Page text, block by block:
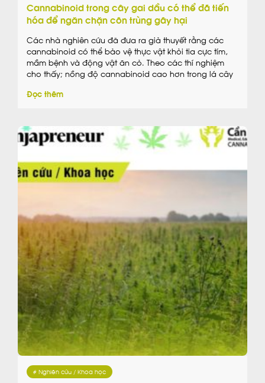
Cannabinoid trong cây gai dầu có thể đã tiến
hóa để ngăn chặn côn trùng gây hại
Các nhà nghiên cứu đã đưa ra giả thuyết rằng các
cannabinoid có thể bảo vệ thực vật khỏi tia cực tím,
mầm bệnh và động vật ăn cỏ. Theo các thí nghiệm
cho thấy; nồng độ cannabinoid cao hơn trong lá cây
hơn.
Đọc thêm
# Nghiên cứu / Khoa học